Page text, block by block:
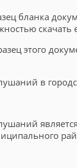
бланка
этого
в